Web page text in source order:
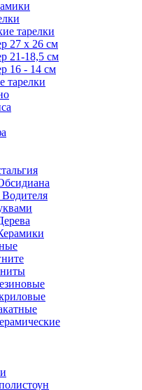
тарелки
27 х 26 см
21-18,5 см
16 - 14 см
тарелки